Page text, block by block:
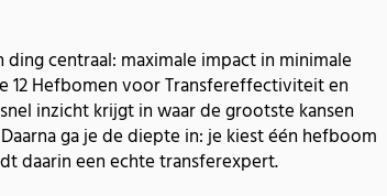
ding centraal: maximale impact in minimale
12 Hefbomen voor Transfereffectiviteit en
inzicht krijgt in waar de grootste kansen
ga je de diepte in: je kiest één hefboom
daarin een echte transferexpert.